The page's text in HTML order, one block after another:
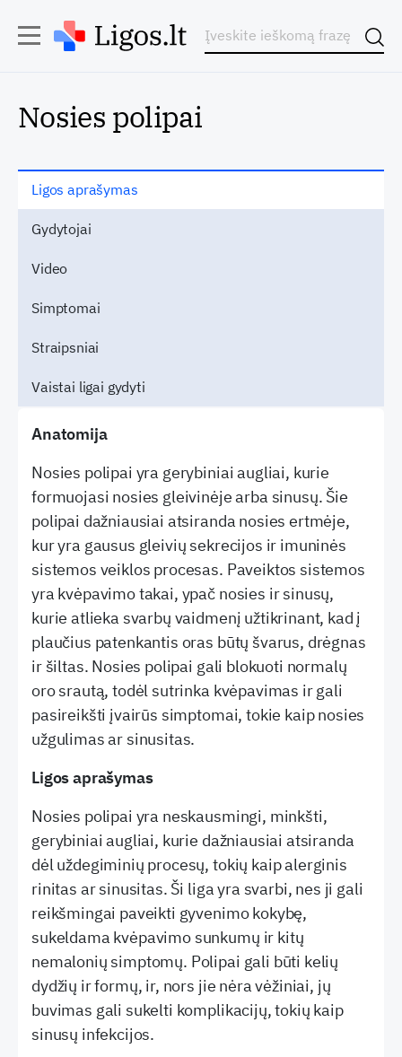
Nosies polipai
Ligos aprašymas
Gydytojai
Video
Simptomai
Straipsniai
Vaistai ligai gydyti
Anatomija
Nosies polipai yra gerybiniai augliai, kurie
formuojasi nosies gleivinėje arba sinusų. Šie
polipai dažniausiai atsiranda nosies ertmėje,
kur yra gausus gleivių sekrecijos ir imuninės
sistemos veiklos procesas. Paveiktos sistemos
yra kvėpavimo takai, ypač nosies ir sinusų,
kurie atlieka svarbų vaidmenį užtikrinant, kad į
plaučius patenkantis oras būtų švarus, drėgnas
ir šiltas. Nosies polipai gali blokuoti normalų
oro srautą, todėl sutrinka kvėpavimas ir gali
pasireikšti įvairūs simptomai, tokie kaip nosies
užgulimas ar sinusitas.
Ligos aprašymas
Nosies polipai yra neskausmingi, minkšti,
gerybiniai augliai, kurie dažniausiai atsiranda
dėl uždegiminių procesų, tokių kaip alerginis
rinitas ar sinusitas. Ši liga yra svarbi, nes ji gali
reikšmingai paveikti gyvenimo kokybę,
sukeldama kvėpavimo sunkumų ir kitų
nemalonių simptomų. Polipai gali būti kelių
dydžių ir formų, ir, nors jie nėra vėžiniai, jų
buvimas gali sukelti komplikacijų, tokių kaip
sinusų infekcijos.